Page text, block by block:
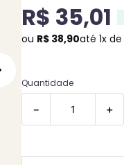
R$ 35,01
ou R$ 38,90até 1x de
Quantidade
＋
－